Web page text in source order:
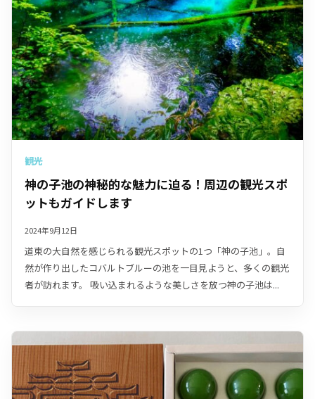
観光
神の子池の神秘的な魅力に迫る！周辺の観光スポ
ットもガイドします
2024年9月12日
道東の大自然を感じられる観光スポットの1つ「神の子池」。自
然が作り出したコバルトブルーの池を一目見ようと、多くの観光
者が訪れます。 吸い込まれるような美しさを放つ神の子池は...